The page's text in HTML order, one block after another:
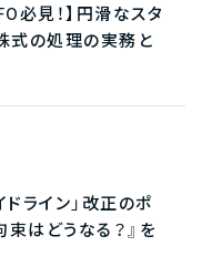
必見！】円滑なスタ
式の処理の実務と
ライン」改正のポ
はどうなる？』を